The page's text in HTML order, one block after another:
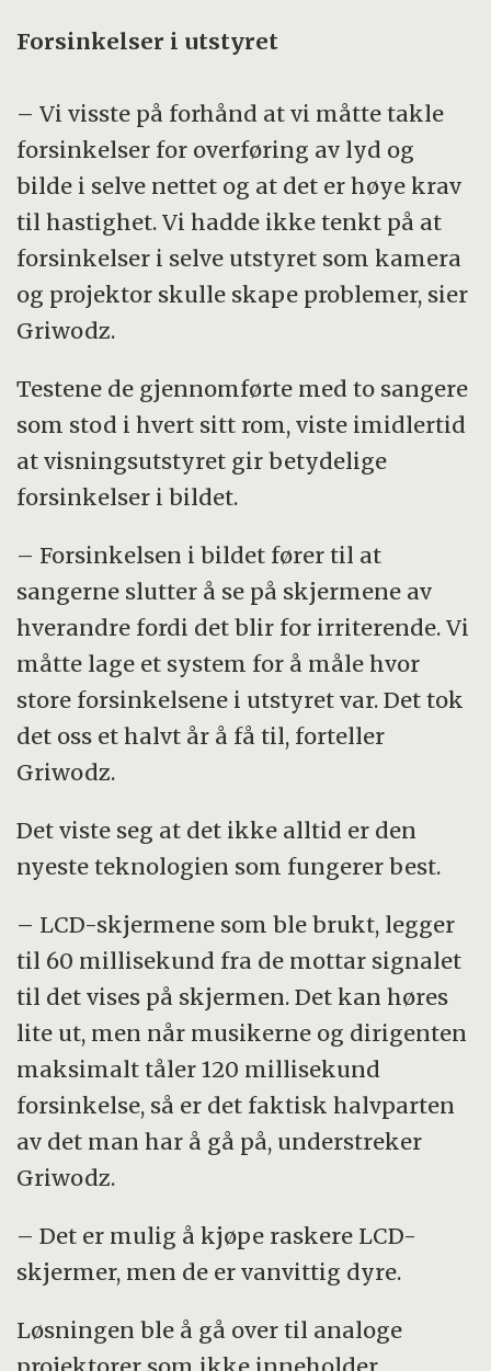
Forsinkelser i utstyret
– Vi visste på forhånd at vi måtte takle
forsinkelser for overføring av lyd og
bilde i selve nettet og at det er høye krav
til hastighet. Vi hadde ikke tenkt på at
forsinkelser i selve utstyret som kamera
og projektor skulle skape problemer, sier
Griwodz.
Testene de gjennomførte med to sangere
som stod i hvert sitt rom, viste imidlertid
at visningsutstyret gir betydelige
forsinkelser i bildet.
– Forsinkelsen i bildet fører til at
sangerne slutter å se på skjermene av
hverandre fordi det blir for irriterende. Vi
måtte lage et system for å måle hvor
store forsinkelsene i utstyret var. Det tok
det oss et halvt år å få til, forteller
Griwodz.
Det viste seg at det ikke alltid er den
nyeste teknologien som fungerer best.
– LCD-skjermene som ble brukt, legger
til 60 millisekund fra de mottar signalet
til det vises på skjermen. Det kan høres
lite ut, men når musikerne og dirigenten
maksimalt tåler 120 millisekund
forsinkelse, så er det faktisk halvparten
av det man har å gå på, understreker
Griwodz.
– Det er mulig å kjøpe raskere LCD-
skjermer, men de er vanvittig dyre.
Løsningen ble å gå over til analoge